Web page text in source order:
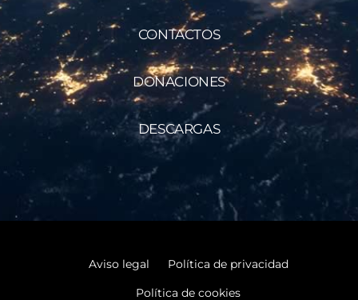
CONTACTOS
DONACIONES
DESCARGAS
Aviso legal
Política de privacidad
Política de cookies